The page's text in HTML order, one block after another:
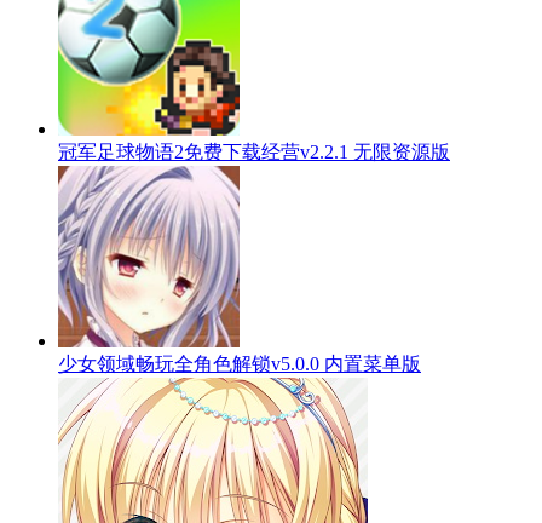
冠军足球物语2免费下载经营v2.2.1 无限资源版
少女领域畅玩全角色解锁v5.0.0 内置菜单版